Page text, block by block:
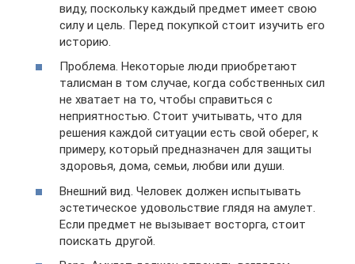
виду, поскольку каждый предмет имеет свою
силу и цель. Перед покупкой стоит изучить его
историю.
Проблема. Некоторые люди приобретают
талисман в том случае, когда собственных сил
не хватает на то, чтобы справиться с
неприятностью. Стоит учитывать, что для
решения каждой ситуации есть свой оберег, к
примеру, который предназначен для защиты
здоровья, дома, семьи, любви или души.
Внешний вид. Человек должен испытывать
эстетическое удовольствие глядя на амулет.
Если предмет не вызывает восторга, стоит
поискать другой.